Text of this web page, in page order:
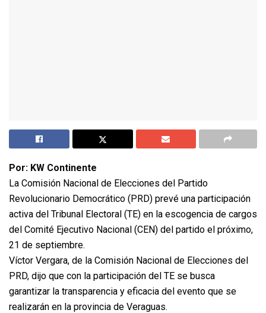
Por: KW Continente
La Comisión Nacional de Elecciones del Partido
Revolucionario Democrático (PRD) prevé una participación
activa del Tribunal Electoral (TE) en la escogencia de cargos
del Comité Ejecutivo Nacional (CEN) del partido el próximo,
21 de septiembre.
Víctor Vergara, de la Comisión Nacional de Elecciones del
PRD, dijo que con la participación del TE se busca
garantizar la transparencia y eficacia del evento que se
realizarán en la provincia de Veraguas.